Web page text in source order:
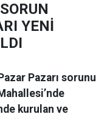
YENİ
Pazarı sorunu
kurulan ve